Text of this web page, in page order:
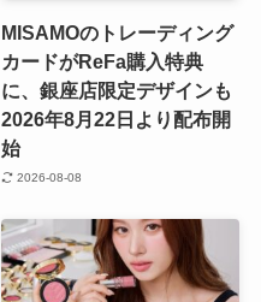
MISAMOのトレーディング
カードがReFa購入特典
に、銀座店限定デザインも
2026年8月22日より配布開
始
2026-08-08